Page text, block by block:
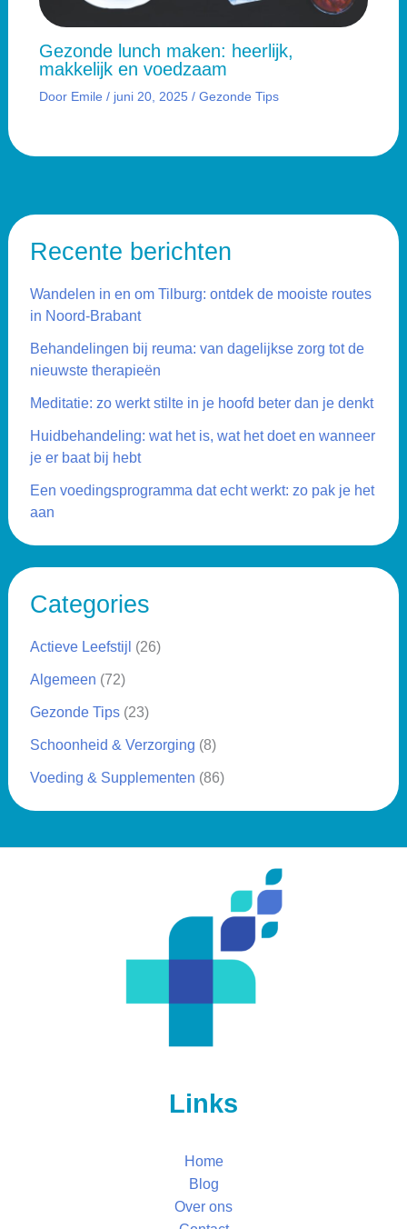
Gezonde lunch maken: heerlijk,
makkelijk en voedzaam
Door Emile / juni 20, 2025 / Gezonde Tips
Recente berichten
Wandelen in en om Tilburg: ontdek de mooiste routes
in Noord-Brabant
Behandelingen bij reuma: van dagelijkse zorg tot de
nieuwste therapieën
Meditatie: zo werkt stilte in je hoofd beter dan je denkt
Huidbehandeling: wat het is, wat het doet en wanneer
je er baat bij hebt
Een voedingsprogramma dat echt werkt: zo pak je het
aan
Categories
Actieve Leefstijl (26)
Algemeen (72)
Gezonde Tips(23)
Schoonheid & Verzorging (8)
Voeding & Supplementen (86)
Links
Home
Blog
Over ons